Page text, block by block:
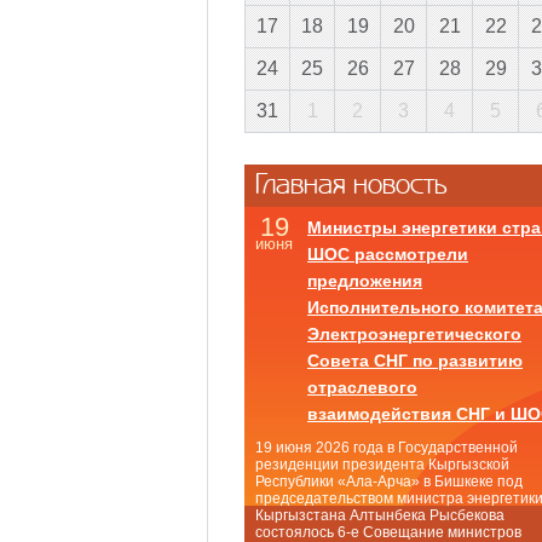
17 18 19 20 21 22
24 25 26 27 28 29
31 1 2 3 4 5
Главная новость
19
июня
Министры энергетики
ШОС рассмотрели
предложения
Исполнительного комитета
Электроэнергетического
Совета СНГ по развитию
отраслевого
взаимодействия СНГ и
19 июня 2026 года в Государственной
резиденции президента Кыргызской
Республики «Ала-Арча» в Бишкеке под
председательством министра энергетики
Кыргызстана Алтынбека Рысбекова
состоялось 6-е Совещание министров